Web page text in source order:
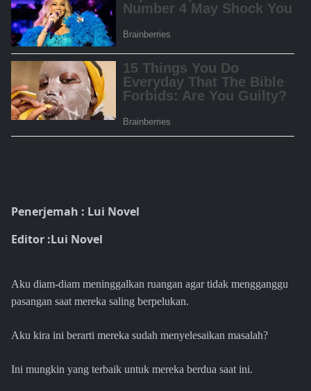
Penerjemah : Lui Novel
Editor :Lui Novel
Aku diam-diam meninggalkan ruangan agar tidak mengganggu
pasangan saat mereka saling berpelukan.
Aku kira ini berarti mereka sudah menyelesaikan masalah?
Ini mungkin yang terbaik untuk mereka berdua saat ini.